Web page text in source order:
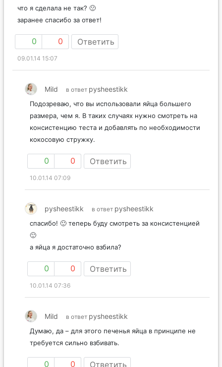
что я сделала не так? 🙁
заранее спасибо за ответ!
0 0 Ответить
09.01.14 15:07
Mild в ответ pysheestikk
Подозреваю, что вы использовали яйца большего
размера, чем я. В таких случаях нужно смотреть на
консистенцию теста и добавлять по необходимости
кокосовую стружку.
0 0 Ответить
10.01.14 07:09
pysheestikk в ответ pysheestikk
спасибо! 🙂 теперь буду смотреть за консистенцией
🙂
а яйца я достаточно взбила?
0 0 Ответить
10.01.14 07:36
Mild в ответ pysheestikk
Думаю, да – для этого печенья яйца в принципе не
требуется сильно взбивать.
0 0 Ответить